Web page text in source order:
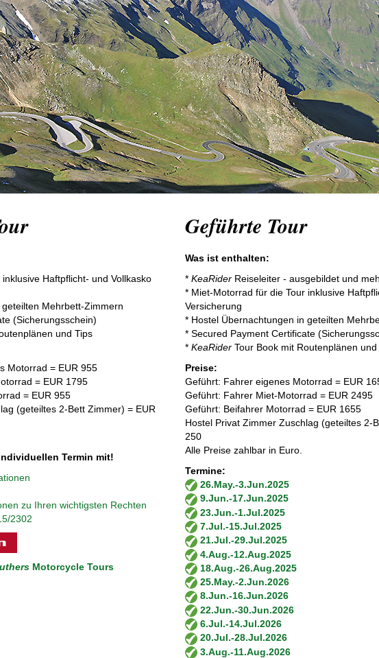
Haftpflicht- und Vollkasko
Mehrbett-Zimmern
(Sicherungsschein)
und Tips
Motorrad = EUR 955
= EUR 1795
= EUR 955
(geteiltes 2-Bett Zimmer) = EUR
Termin mit!
zu Ihren wichtigsten Rechten
2302
Motorcycle Tours
Geführte Tour
Was ist enthalten:
* KeaRider Reiseleiter - ausgebildet und
* Miet-Motorrad für die Tour inklusive
Versicherung
* Hostel Übernachtungen in geteilten
* Secured Payment Certificate
* KeaRider Tour Book mit Routenplänen und
Preise:
Geführt: Fahrer eigenes Motorrad = EUR
Geführt: Fahrer Miet-Motorrad = EUR 2495
Geführt: Beifahrer Motorrad = EUR 1655
Hostel Privat Zimmer Zuschlag (geteiltes 2-
250
Alle Preise zahlbar in Euro.
Termine:
26.May.-3.Jun.2025
9.Jun.-17.Jun.2025
23.Jun.-1.Jul.2025
7.Jul.-15.Jul.2025
21.Jul.-29.Jul.2025
4.Aug.-12.Aug.2025
18.Aug.-26.Aug.2025
25.May.-2.Jun.2026
8.Jun.-16.Jun.2026
22.Jun.-30.Jun.2026
6.Jul.-14.Jul.2026
20.Jul.-28.Jul.2026
3.Aug.-11.Aug.2026